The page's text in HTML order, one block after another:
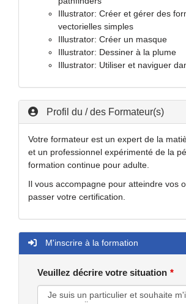
Illustrator: Créer et gérer des
vectorielles simples
Illustrator: Créer un masque
Illustrator: Dessiner à la plume
Illustrator: Utiliser et naviguer
Profil du / des Formateur(s)
Votre formateur est un expert de la
et un professionnel expérimenté de la
formation continue pour adulte.
Il vous accompagne pour atteindre vos
passer votre certification.
M'inscrire à la formation
Veuillez décrire votre situation